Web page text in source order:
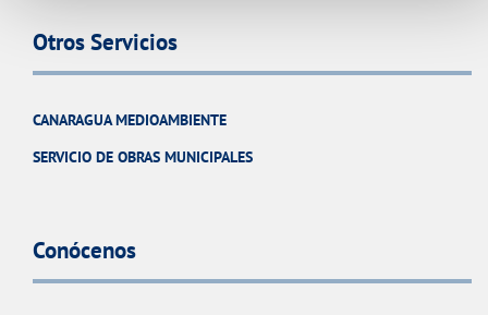
Otros Servicios
CANARAGUA MEDIOAMBIENTE
SERVICIO DE OBRAS MUNICIPALES
Conócenos